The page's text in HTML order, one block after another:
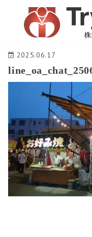
2025.06.17